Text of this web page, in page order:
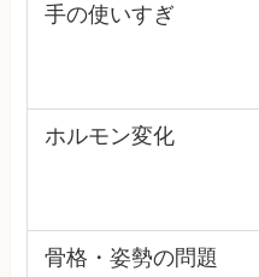
手の使いすぎ
ホルモン変化
骨格・姿勢の問題